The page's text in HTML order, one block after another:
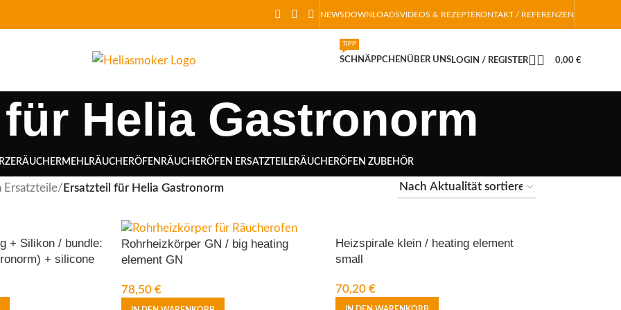
NEWSDOWNLOADSVIDEOS & REZEPTEKONTAKT / REFERENZEN
SCHNÄPPCHEN
TIPP
ÜBER UNSLOGIN / REGISTER 0,00 €
Helia Gastronorm
RÄUCHERMEHLRÄUCHERÖFEN RÄUCHERÖFEN ERSATZTEILERÄUCHERÖFEN ZUBEHÖR
Ersatzteile/ Ersatzteil für Helia Gastronorm
+ Silikon / bundle:
+ silicone
Rohrheizkörper GN / big heating
element GN
78,50 €
Heizspirale klein / heating element
small
70,20€